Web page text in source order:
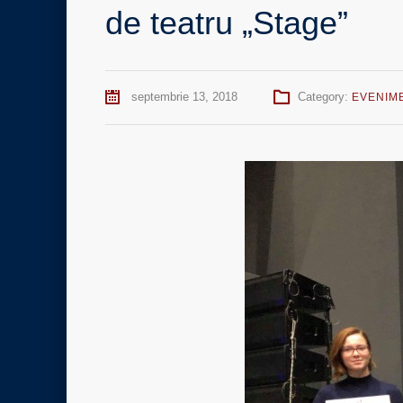
de teatru „Stage”
septembrie 13, 2018 Category: